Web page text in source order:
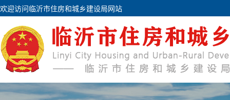
欢迎访问临沂市住房和城乡建设局网站